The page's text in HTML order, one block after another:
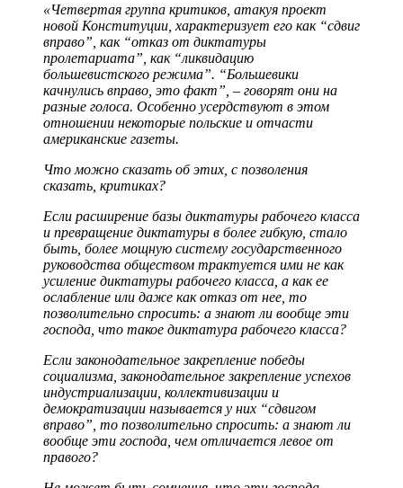
«Четвертая группа критиков, атакуя проект
новой Конституции, характеризует его как “сдвиг
вправо”, как “отказ от диктатуры
пролетариата”, как “ликвидацию
большевистского режима”. “Большевики
качнулись вправо, это факт”, – говорят они на
разные голоса. Особенно усердствуют в этом
отношении некоторые польские и отчасти
американские газеты.
Что можно сказать об этих, с позволения
сказать, критиках?
Если расширение базы диктатуры рабочего класса
и превращение диктатуры в более гибкую, стало
быть, более мощную систему государственного
руководства обществом трактуется ими не как
усиление диктатуры рабочего класса, а как ее
ослабление или даже как отказ от нее, то
позволительно спросить: а знают ли вообще эти
господа, что такое диктатура рабочего класса?
Если законодательное закрепление победы
социализма, законодательное закрепление успехов
индустриализации, коллективизации и
демократизации называется у них “сдвигом
вправо”, то позволительно спросить: а знают ли
вообще эти господа, чем отличается левое от
правого?